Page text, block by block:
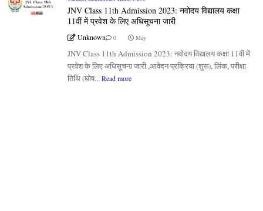
JNV Class 11th Admission 2023: नवोदय विद्यालय कक्षा
11वीं में प्रवेश के लिए अधिसूचना जारी
Unknown 0 May
JNV Class 11th Admission 2023: नवोदय विद्यालय कक्षा 11वीं में
प्रवेश के लिए अधिसूचना जारी ,आवेदन प्रक्रिया (शुरू), लिंक, परीक्षा
तिथि (घोष... Read more